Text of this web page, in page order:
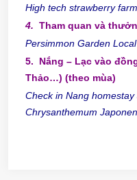
High tech strawberry
4. Tham quan và
Persimmon Garden Local
5. Nắng – Lạc vào
Thảo…) (theo mùa)
Check in Nang
Chrysanthemum